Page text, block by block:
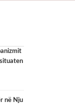
në Nju